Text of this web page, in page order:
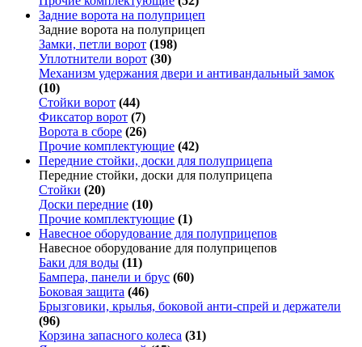
Задние ворота на полуприцеп
Задние ворота на полуприцеп
Замки, петли ворот (198)
Уплотнители ворот (30)
Механизм удержания двери и антивандальный замок
(10)
Стойки ворот (44)
Фиксатор ворот (7)
Ворота в сборе (26)
Прочие комплектующие (42)
Передние стойки, доски для полуприцепа
Передние стойки, доски для полуприцепа
Стойки (20)
Доски передние (10)
Прочие комплектующие (1)
Навесное оборудование для полуприцепов
Навесное оборудование для полуприцепов
Баки для воды (11)
Бампера, панели и брус (60)
Боковая защита (46)
Брызговики, крылья, боковой анти-спрей и держатели
(96)
Корзина запасного колеса (31)